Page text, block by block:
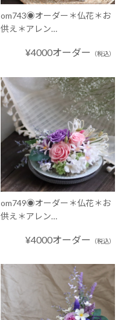
om743◉オーダー＊仏花＊お
供え＊アレン…
¥4000オーダー （税込）
om749◉オーダー＊仏花＊お
供え＊アレン…
¥4000オーダー （税込）